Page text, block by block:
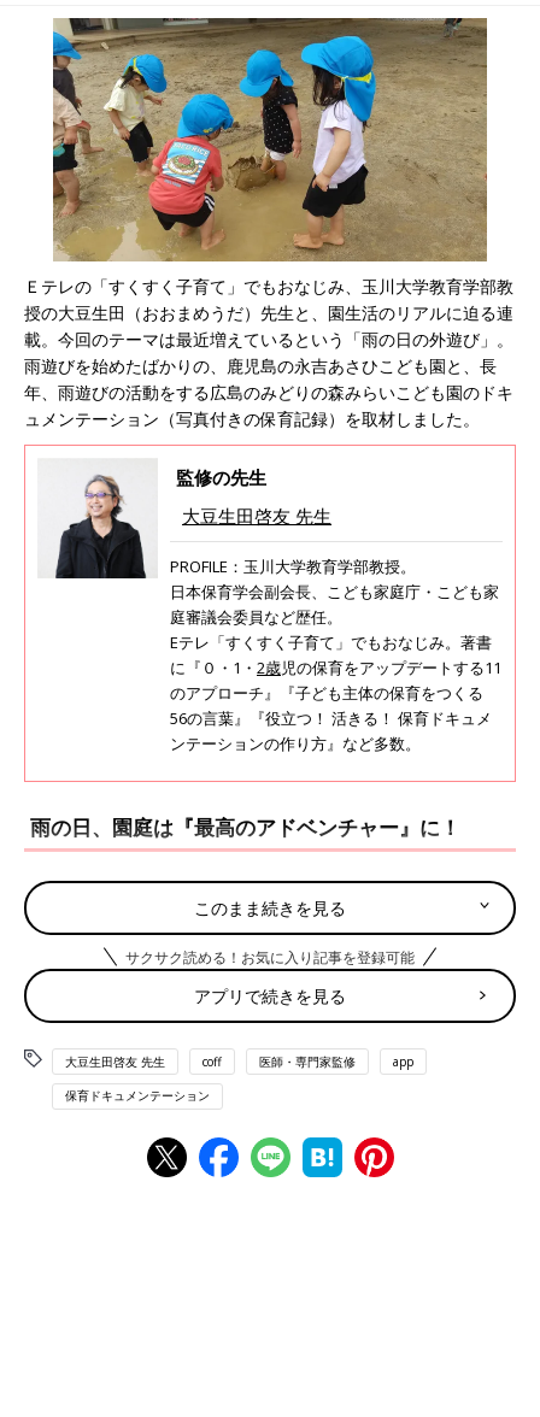
何してる？Vol.2～
つ保育園って？？ ～園
で子どもは何してる？
Vol.4～
Ｅテレの「すくすく子育て」でもおなじみ、玉川大学教育学部教
授の大豆生田（おおまめうだ）先生と、園生活のリアルに迫る連
載。今回のテーマは最近増えているという「雨の日の外遊び」。
雨遊びを始めたばかりの、鹿児島の永吉あさひこども園と、長
年、雨遊びの活動をする広島のみどりの森みらいこども園のドキ
ュメンテーション（写真付きの保育記録）を取材しました。
監修の先生
大豆生田啓友 先生
PROFILE：玉川大学教育学部教授。
日本保育学会副会長、こども家庭庁・こども家
庭審議会委員など歴任。
Eテレ「すくすく子育て」でもおなじみ。著書
に『０・1・ 2歳児の保育をアップデートする11
のアプローチ』『子ども主体の保育をつくる
56の言葉』『役立つ！ 活きる！ 保育ドキュメ
ンテーションの作り方』など多数。
雨の日、園庭は『最高のアドベンチャー』に！
ライター田中（以下 田中）：最近は雨の日でも外で遊ぶ園が増
えているそうですが、なぜなのでしょう？親としては、
保育園
っ
てただでさえ着替えやシーツなど持ち帰りが多いですよね…。雨
の日にドロドロの服があったら、想像するだけでちょっと気が重
くなります。
大豆生田先生（以下、豆先生）：そうですね。でも雨の日って、
子どもにとっては未知なことに出会う特別な時間なんです。保育
園のドキュメンテーションを見ると、その一つ一つが小さな挑戦
このまま続きを見る
サクサク読める！お気に入り記事を登録可能
アプリで続きを見る
大豆生田啓友 先生 coff 医師・専門家監修 app
保育ドキュメンテーション